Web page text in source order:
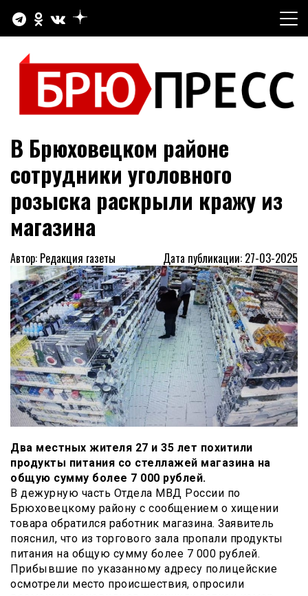
содержимому
БРЮПРЕСС
Официальный сайт газеты "Брюховецкие новости"
В Брюховецком районе
сотрудники уголовного
розыска раскрыли кражу из
магазина
Автор: Редакция газеты Дата публикации: 27-03-2025
Два местных жителя 27 и 35 лет похитили
продукты питания со стеллажей магазина на
общую сумму более 7 000 рублей.
В дежурную часть Отдела МВД России по
Брюховецкому району с сообщением о хищении
товара обратился работник магазина. Заявитель
пояснил, что из торгового зала пропали продукты
питания на общую сумму более 7 000 рублей.
Прибывшие по указанному адресу полицейские
осмотрели место происшествия, опросили